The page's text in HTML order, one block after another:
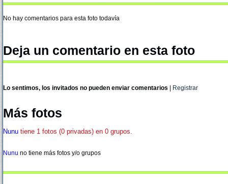
No hay comentarios para esta foto todavía
Deja un comentario en esta foto
Lo sentimos, los invitados no pueden enviar comentarios Registrar
Más fotos
Nunu tiene 1 fotos (0 privadas) en 0 grupos.
Nunu no tiene más fotos y/o grupos